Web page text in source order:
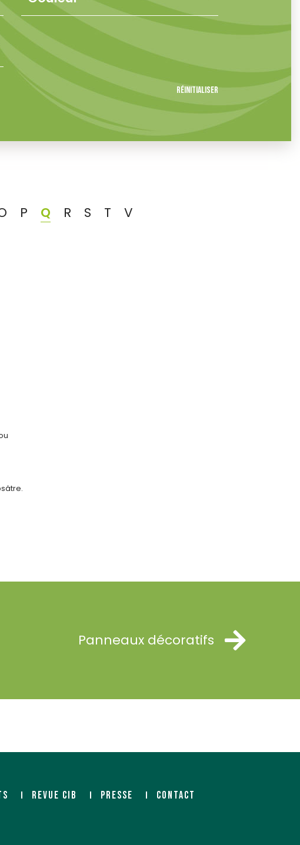
Réinitialiser
P Q R S T V
Panneaux décoratifs
REVUE CIB PRESSE CONTACT